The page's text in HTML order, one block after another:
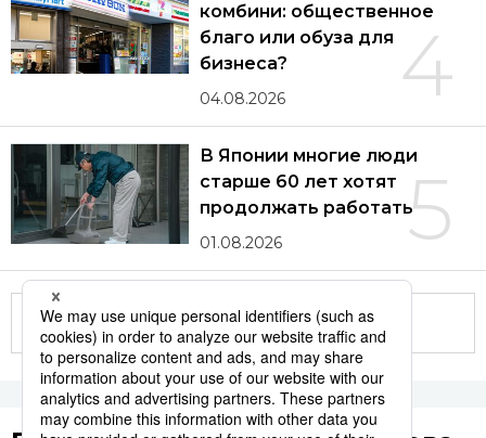
4
комбини: общественное
благо или обуза для
бизнеса?
04.08.2026
5
В Японии многие люди
старше 60 лет хотят
продолжать работать
01.08.2026
Другие статьи по теме